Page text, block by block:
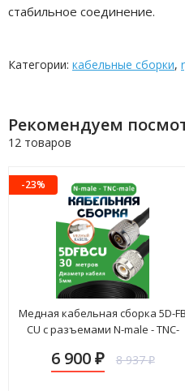
стабильное соединение.
Категории: кабельные сборки,
Рекомендуем
12 товаров
-23%
Медная кабельная сборка 5D-FB
CU с разъемами N-male - TNC-
6 900 ₽ 8 937₽